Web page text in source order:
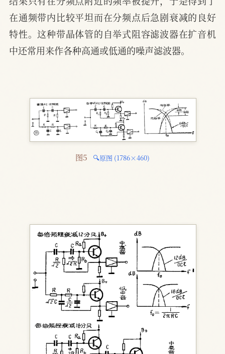
在通频带内比较平坦而在分频点后急剧衰减的良好
特性。这种带晶体管的自举式阻容滤波器在扩音机
中还常用来作各种高通或低通的噪声滤波器。
图5 🔍原图 (1786×460)